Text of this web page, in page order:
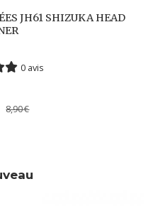
JH61 SHIZUKA HEAD
0 avis
8,90€